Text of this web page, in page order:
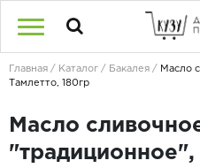
Главная Каталог Бакалея
Масло
Тамлетто, 180гр
Масло
"традиционное",